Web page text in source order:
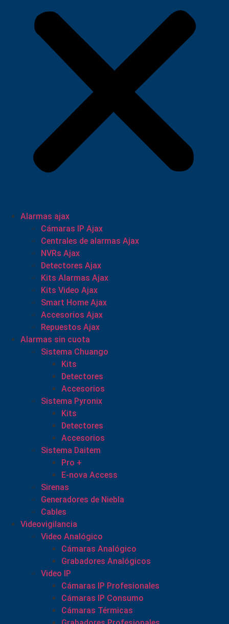
Alarmas ajax
Cámaras IP Ajax
Centrales de alarmas Ajax
NVRs Ajax
Detectores Ajax
Kits Alarmas Ajax
Kits Video Ajax
Smart Home Ajax
Accesorios Ajax
Repuestos Ajax
Alarmas sin cuota
Sistema Chuango
Kits
Detectores
Accesorios
Sistema Pyronix
Kits
Detectores
Accesorios
Sistema Daitem
Pro +
E-nova Access
Sirenas
Generadores de Niebla
Cables
Videovigilancia
Video Analógico
Cámaras Analógico
Grabadores Analógicos
Video IP
Cámaras IP Profesionales
Cámaras IP Consumo
Cámaras Térmicas